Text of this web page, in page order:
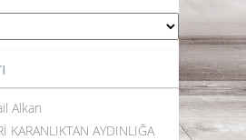
Alkan
KARANLIKTAN AYDINLIĞA